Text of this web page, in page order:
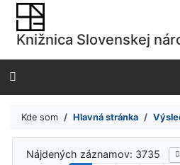
Prejsť na obsah
Prejsť na menu
Prehlásenie o webovej
Knižnica Slovenskej
Kde som Hlavná stránka
Výsledky
Nájdených záznamov: 3735